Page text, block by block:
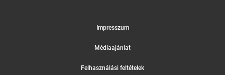
Impresszum
Médiaajánlat
Felhasználási feltételek